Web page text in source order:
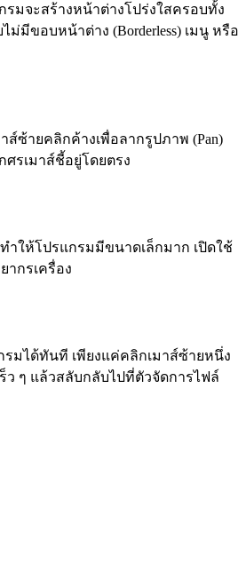
กรมจะสร้างหน้าต่างโปร่งใสครอบทั้ง
มีขอบหน้าต่าง (Borderless) เมนู หรือ
ส์ซ้ายคลิกค้างเพื่อลากรูปภาพ (Pan)
ศรเมาส์ชี้อยู่โดยตรง
ำให้โปรแกรมมีขนาดเล็กมาก เปิดใช้
ากรเครื่อง
มได้ทันที เพียงแค่คลิกเมาส์ซ้ายหนึ่ง
ว ๆ แล้วสลับกลับไปที่ตัวจัดการไฟล์